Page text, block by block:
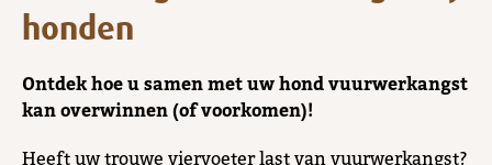
honden
Ontdek hoe u samen met uw hond vuurwerkangst
kan overwinnen (of voorkomen)!